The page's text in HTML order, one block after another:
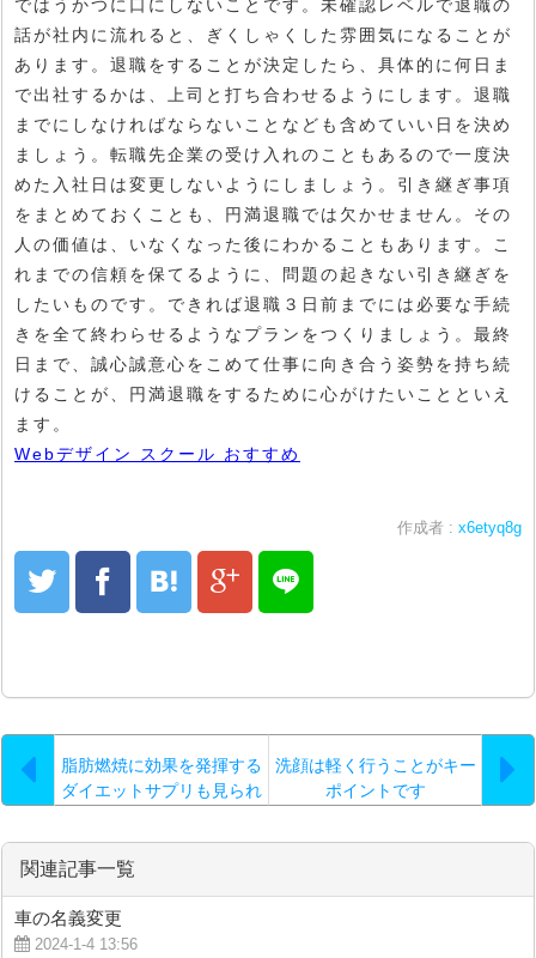
ではうかつに口にしないことです。未確認レベルで退職の
話が社内に流れると、ぎくしゃくした雰囲気になることが
あります。退職をすることが決定したら、具体的に何日ま
で出社するかは、上司と打ち合わせるようにします。退職
までにしなければならないことなども含めていい日を決め
ましょう。転職先企業の受け入れのこともあるので一度決
めた入社日は変更しないようにしましょう。引き継ぎ事項
をまとめておくことも、円満退職では欠かせません。その
人の価値は、いなくなった後にわかることもあります。こ
れまでの信頼を保てるように、問題の起きない引き継ぎを
したいものです。できれば退職３日前までには必要な手続
きを全て終わらせるようなプランをつくりましょう。最終
日まで、誠心誠意心をこめて仕事に向き合う姿勢を持ち続
けることが、円満退職をするために心がけたいことといえ
ます。
Webデザイン スクール おすすめ
作成者 : x6etyq8g
脂肪燃焼に効果を発揮する
ダイエットサプリも見られ
洗顔は軽く行うことがキー
ポイントです
関連記事一覧
車の名義変更
2024-1-4 13:56